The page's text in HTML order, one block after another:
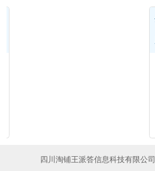
华南
家饰
创店时
一级类
四川淘铺王派答信息科技有限公